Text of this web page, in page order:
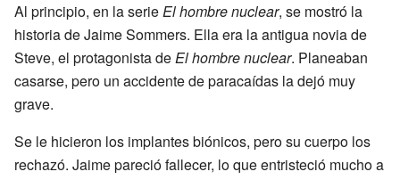
Al principio, en la serieEl hombre nuclear, se mostró la
historia de Jaime Sommers. Ella era la antigua novia de
Steve, el protagonista deEl hombre nuclear. Planeaban
casarse, pero un accidente de paracaídas la dejó muy
grave.
Se le hicieron los implantes biónicos, pero su cuerpo los
rechazó. Jaime pareció fallecer, lo que entristeció mucho a